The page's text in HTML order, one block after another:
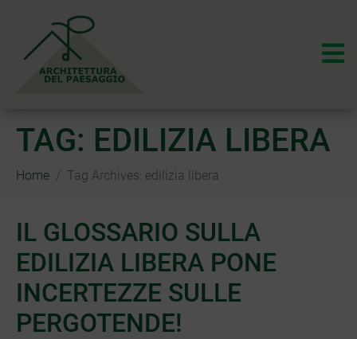
TAG: EDILIZIA LIBERA
Home Tag Archives: edilizia libera
IL GLOSSARIO SULLA
EDILIZIA LIBERA PONE
INCERTEZZE SULLE
PERGOTENDE!